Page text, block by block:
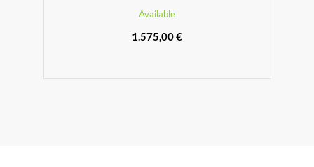
Available
1.575,00 €